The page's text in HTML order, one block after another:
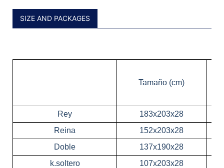
SIZE AND PACKAGES
Tamaño (cm)
Rey
183x203x28
Reina
152x203x28
Doble
137x190x28
k.soltero
107x203x28